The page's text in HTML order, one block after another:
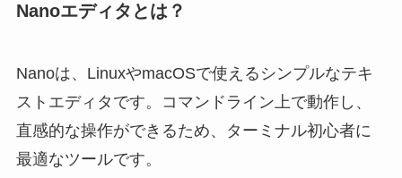
Nanoエディタとは？
Nanoは、LinuxやmacOSで使えるシンプルなテキ
ストエディタです。コマンドライン上で動作し、
直感的な操作ができるため、ターミナル初心者に
最適なツールです。